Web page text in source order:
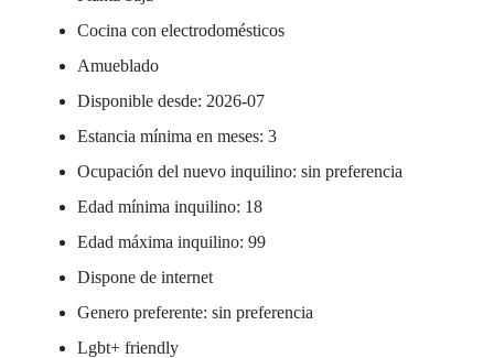
Cocina con electrodomésticos
Amueblado
Disponible desde: 2026-07
Estancia mínima en meses: 3
Ocupación del nuevo inquilino: sin preferencia
Edad mínima inquilino: 18
Edad máxima inquilino: 99
Dispone de internet
Genero preferente: sin preferencia
Lgbt+ friendly